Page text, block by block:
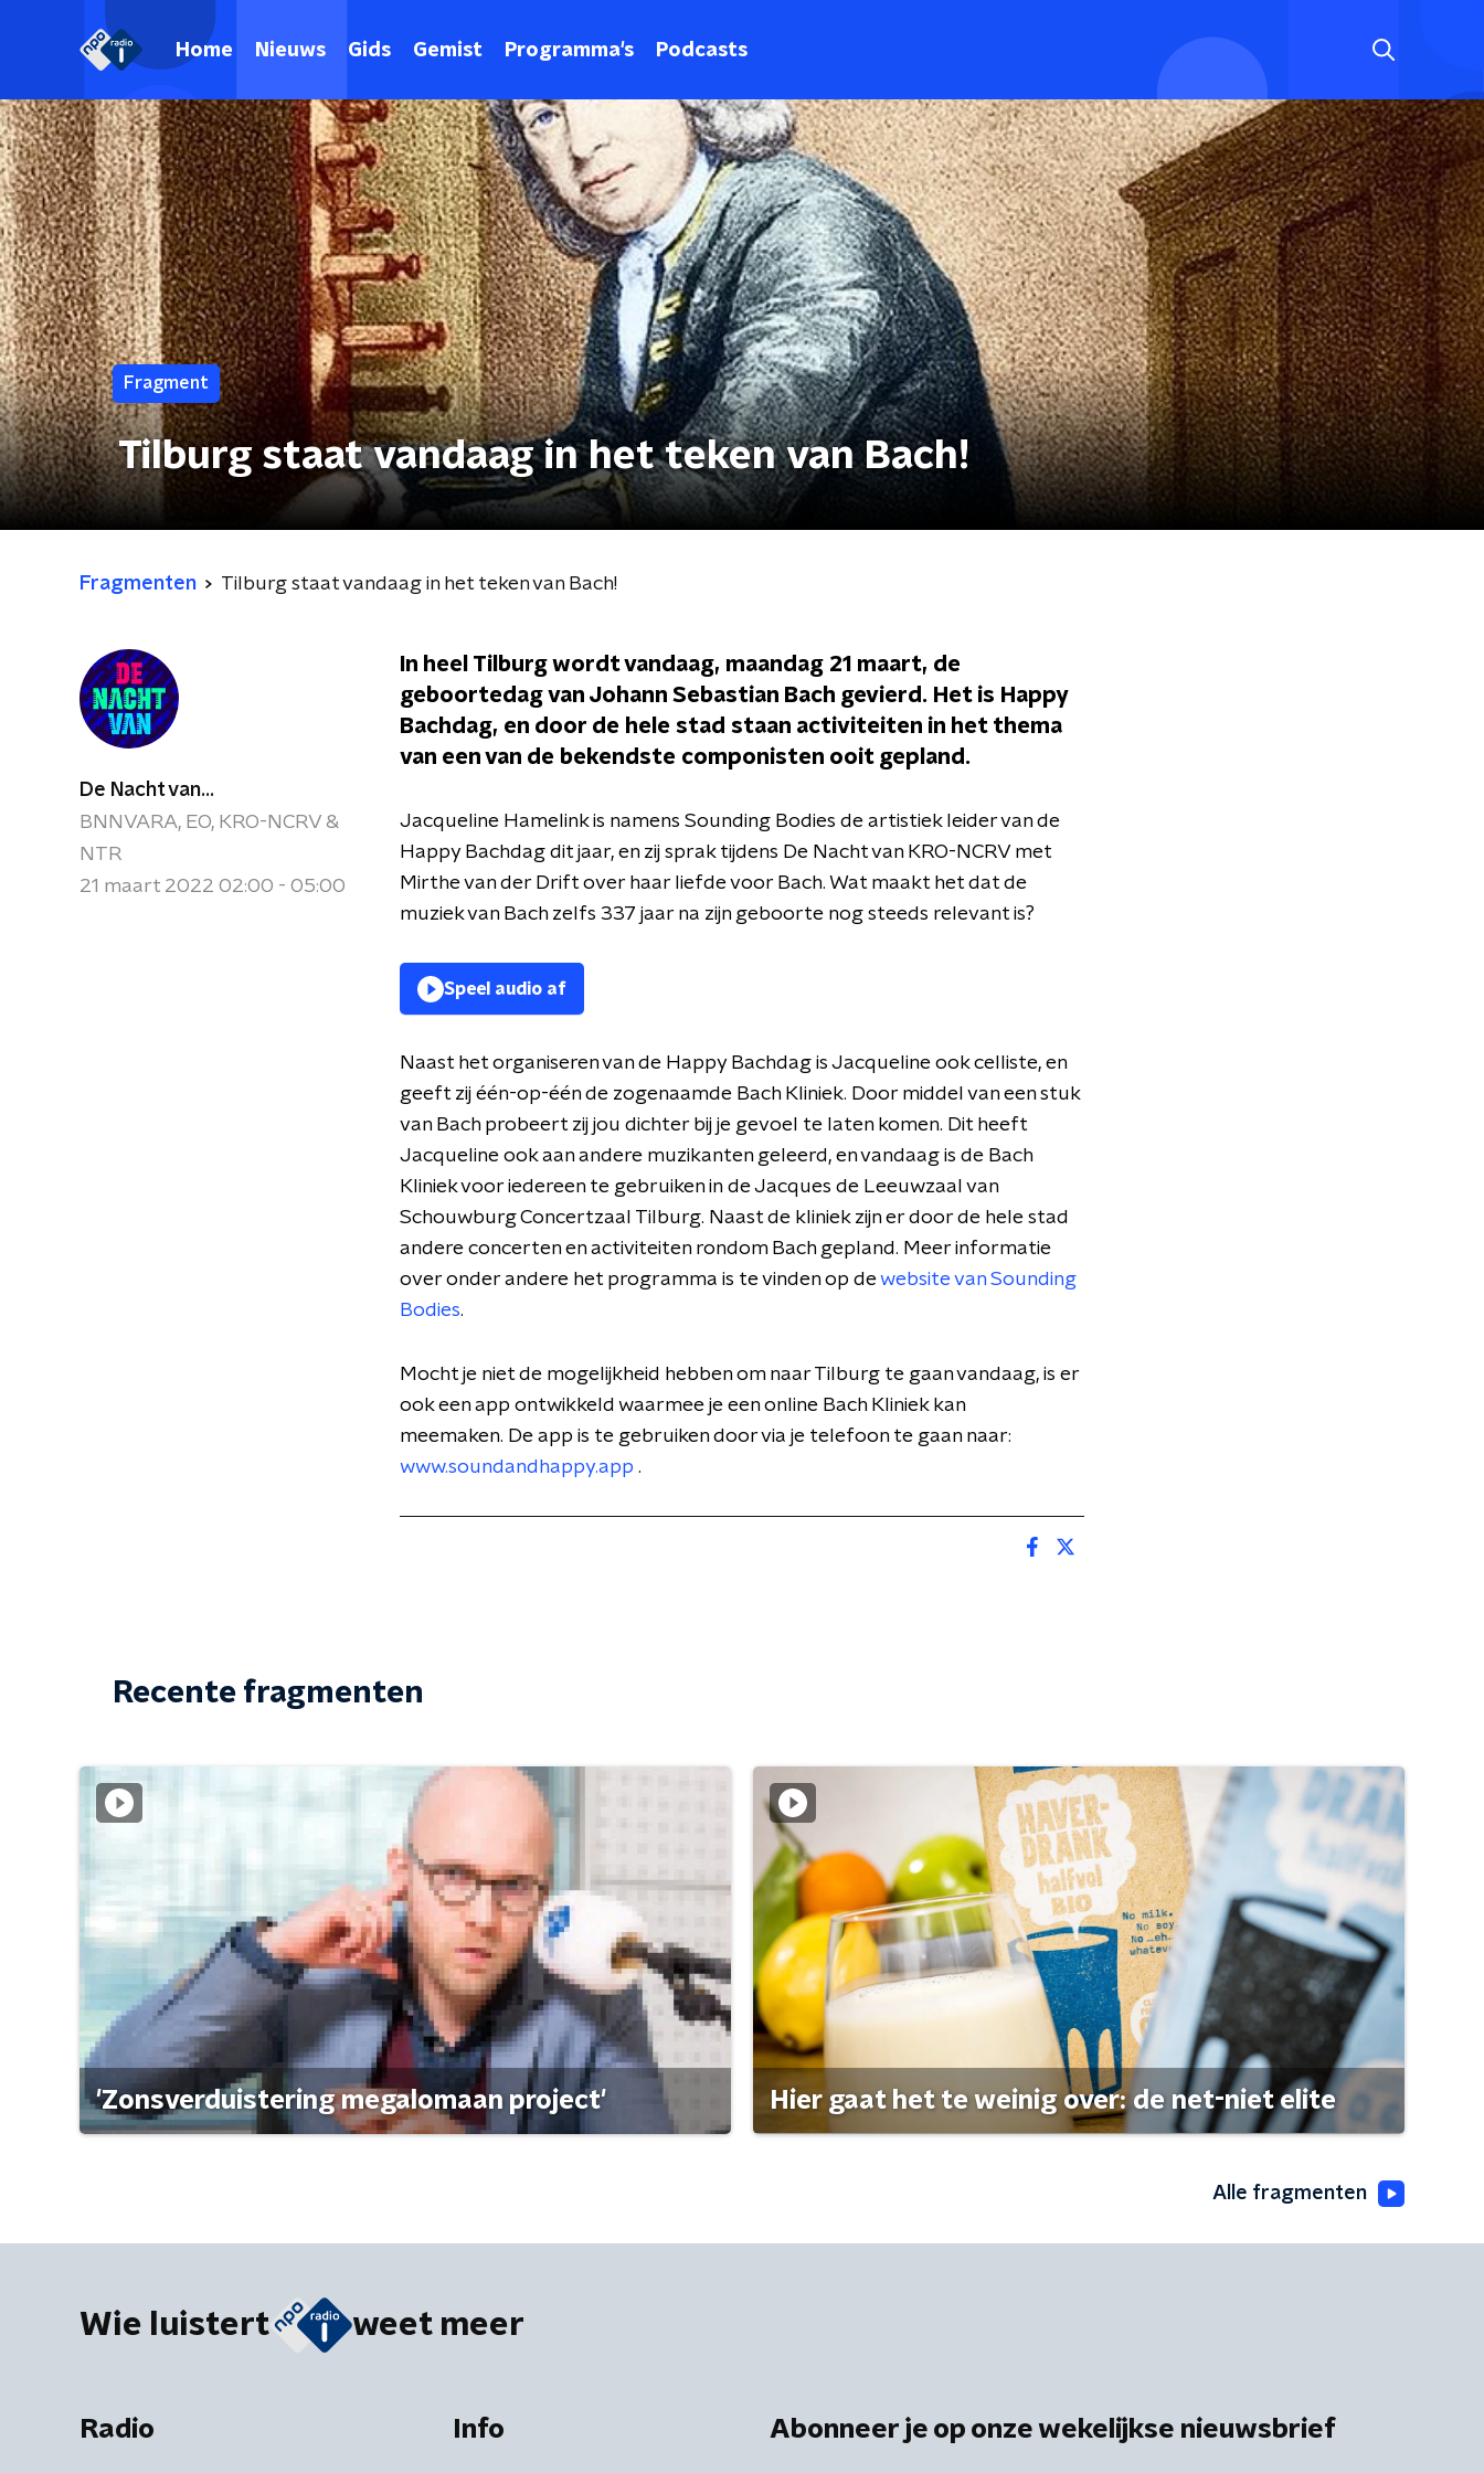
Home Nieuws Gids Gemist Programma's Podcasts
Fragment
Tilburg staat vandaag in het teken van Bach!
Fragmenten Tilburg staat vandaag in het teken van Bach!
De Nacht van...
BNNVARA, EO, KRO-NCRV &
NTR
21 maart 2022 02:00 - 05:00
In heel Tilburg wordt vandaag, maandag 21 maart, de
geboortedag van Johann Sebastian Bach gevierd. Het is Happy
Bachdag, en door de hele stad staan activiteiten in het thema
van een van de bekendste componisten ooit gepland.
Jacqueline Hamelink is namens Sounding Bodies de artistiek leider van de
Happy Bachdag dit jaar, en zij sprak tijdens De Nacht van KRO-NCRV met
Mirthe van der Drift over haar liefde voor Bach. Wat maakt het dat de
muziek van Bach zelfs 337 jaar na zijn geboorte nog steeds relevant is?
Speel audio af
Naast het organiseren van de Happy Bachdag is Jacqueline ook celliste, en
geeft zij één-op-één de zogenaamde Bach Kliniek. Door middel van een stuk
van Bach probeert zij jou dichter bij je gevoel te laten komen. Dit heeft
Jacqueline ook aan andere muzikanten geleerd, en vandaag is de Bach
Kliniek voor iedereen te gebruiken in de Jacques de Leeuwzaal van
Schouwburg Concertzaal Tilburg. Naast de kliniek zijn er door de hele stad
andere concerten en activiteiten rondom Bach gepland. Meer informatie
over onder andere het programma is te vinden op dewebsite van Sounding
Bodies.
Mocht je niet de mogelijkheid hebben om naar Tilburg te gaan vandaag, is er
ook een app ontwikkeld waarmee je een online Bach Kliniek kan
meemaken. De app is te gebruiken door via je telefoon te gaan naar:
www.soundandhappy.app .
Recente fragmenten
'Zonsverduistering megalomaan project' Hier gaat het te weinig over: de net-niet elite
Alle fragmenten
Wie luistert weet meer
Radio Info Abonneer je op onze wekelijkse nieuwsbrief